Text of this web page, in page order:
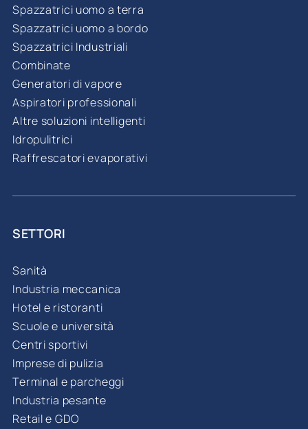
Spazzatrici uomo a terra
Spazzatrici uomo a bordo
Spazzatrici Industriali
Combinate
Generatori di vapore
Aspiratori professionali
Altre soluzioni intelligenti
Idropulitrici
Raffrescatori evaporativi
SETTORI
Sanità
Industria meccanica
Hotel e ristoranti
Scuole e università
Centri sportivi
Imprese di pulizia
Terminal e parcheggi
Industria pesante
Retail e GDO